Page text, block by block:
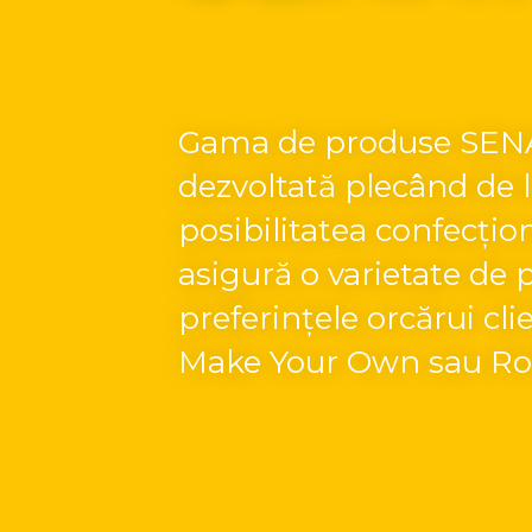
Gama de produse
dezvoltată plecând de
posibilitatea
asigură o varietate de
preferințele orcărui
Make Your Own sau